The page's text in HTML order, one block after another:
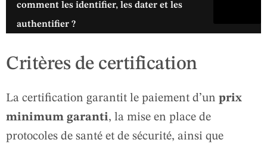
comment les identifier, les dater et les
authentifier ?
Critères de certification
La certification garantit le paiement d’un prix
minimum garanti, la mise en place de
protocoles de santé et de sécurité, ainsi que